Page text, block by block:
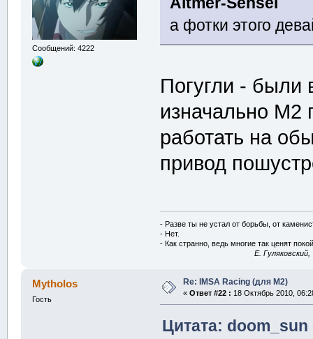
Сообщений: 4222
а фотки этого
Погугли - были
изначально
работать на
привод
- Разве ты не устал от борьбы, от
- Нет.
- Как странно, ведь многие так ценят
E.
Mytholos
Гость
Re: IMSA Racing (для M2)
« Ответ #22 : 18 Октябрь 2010,
Цитата: doom_sun